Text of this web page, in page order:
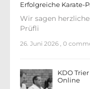
Erfolgreiche Karate-
Wir sagen
Prüfli
26. Juni 2026 , 0
KDO
Online